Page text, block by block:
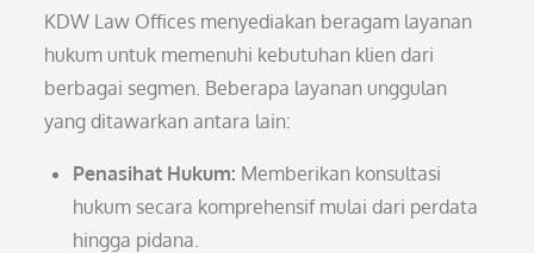
KDW Law Offices menyediakan beragam layanan
hukum untuk memenuhi kebutuhan klien dari
berbagai segmen. Beberapa layanan unggulan
yang ditawarkan antara lain:
Penasihat Hukum: Memberikan konsultasi
hukum secara komprehensif mulai dari perdata
hingga pidana.